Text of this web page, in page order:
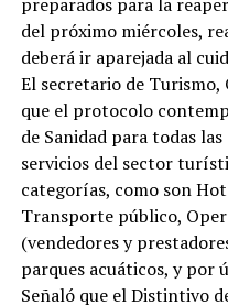
del próximo miércoles,
deberá ir aparejada al
El secretario de Turismo,
que el protocolo
de Sanidad para todas
servicios del sector
categorías, como son
Transporte público,
(vendedores y
parques acuáticos, y por
Señaló que el Distintivo